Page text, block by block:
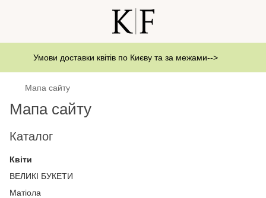
Умови доставки квітів по Києву та за межами-->
Мапа сайту
Мапа сайту
Каталог
Квіти
ВЕЛИКІ БУКЕТИ
Матіола